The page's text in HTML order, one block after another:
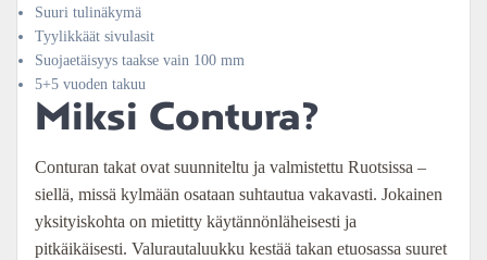
Suuri tulinäkymä
Tyylikkäät sivulasit
Suojaetäisyys taakse vain 100 mm
5+5 vuoden takuu
Miksi Contura?
Conturan takat ovat suunniteltu ja valmistettu Ruotsissa –
siellä, missä kylmään osataan suhtautua vakavasti. Jokainen
yksityiskohta on mietitty käytännönläheisesti ja
pitkäikäisesti. Valurautaluukku kestää takan etuosassa suuret